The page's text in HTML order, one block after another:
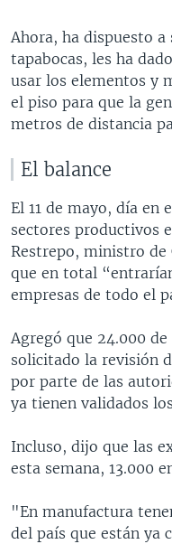
Ahora, ha dispuesto
tapabocas, les ha
usar los elementos y
el piso para que la
metros de distancia
El balance
El 11 de mayo, día en
sectores productivos
Restrepo, ministro de
que en total
empresas de todo el
Agregó que 24.000 de
solicitado la revisión
por parte de las
ya tienen validados
Incluso, dijo que las
esta semana, 13.000
"En manufactura
del país que están ya